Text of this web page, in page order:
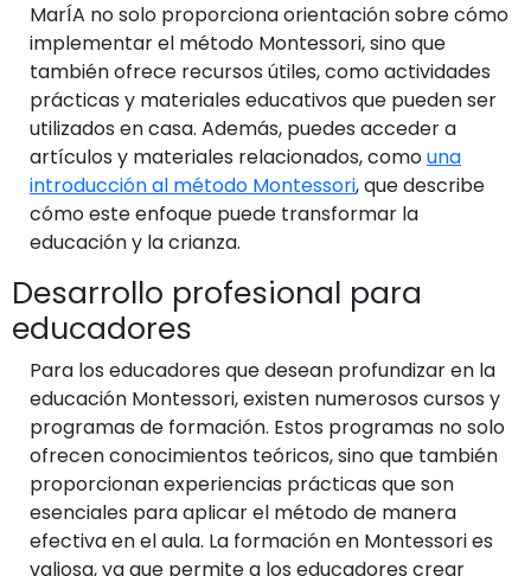
MarÍA no solo proporciona orientación sobre cómo
implementar el método Montessori, sino que
también ofrece recursos útiles, como actividades
prácticas y materiales educativos que pueden ser
utilizados en casa. Además, puedes acceder a
artículos y materiales relacionados, comouna
introducción al método Montessori, que describe
cómo este enfoque puede transformar la
educación y la crianza.
Desarrollo profesional para
educadores
Para los educadores que desean profundizar en la
educación Montessori, existen numerosos cursos y
programas de formación. Estos programas no solo
ofrecen conocimientos teóricos, sino que también
proporcionan experiencias prácticas que son
esenciales para aplicar el método de manera
efectiva en el aula. La formación en Montessori es
valiosa, ya que permite a los educadores crear